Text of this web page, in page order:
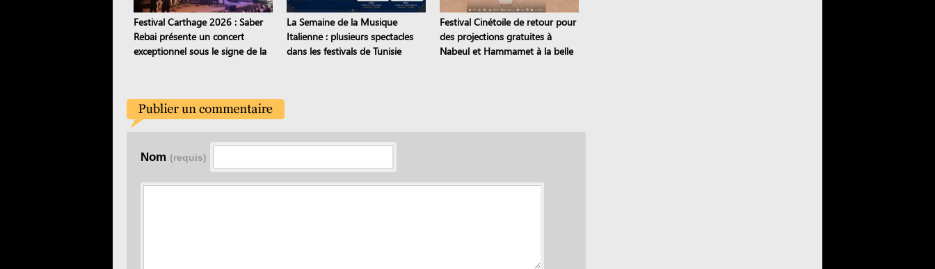
Festival Carthage 2026 : Saber
Rebai présente un concert
exceptionnel sous le signe de la
La Semaine de la Musique
Italienne : plusieurs spectacles
dans les festivals de Tunisie
Festival Cinétoile de retour pour
des projections gratuites à
Nabeul et Hammamet à la belle
Nom (requis)